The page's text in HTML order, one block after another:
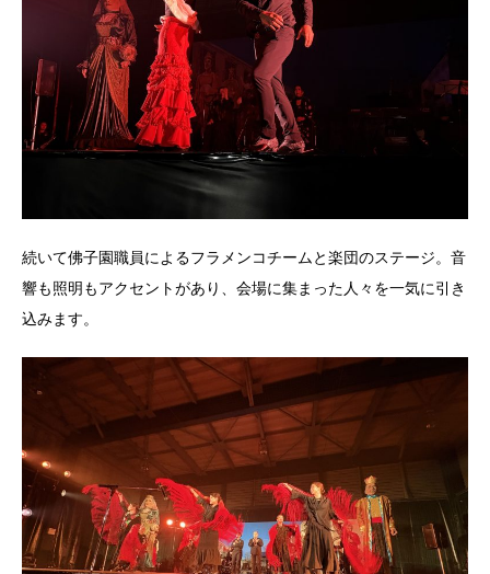
続いて佛子園職員によるフラメンコチームと楽団のステージ。音
響も照明もアクセントがあり、会場に集まった人々を一気に引き
込みます。